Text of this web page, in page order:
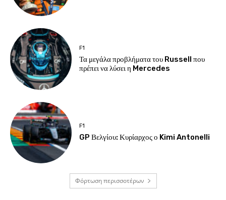
F1
Τα μεγάλα προβλήματα του Russell που
πρέπει να λύσει η Mercedes
F1
GP Βελγίου: Κυρίαρχος ο Kimi Antonelli
Φόρτωση περισσοτέρων